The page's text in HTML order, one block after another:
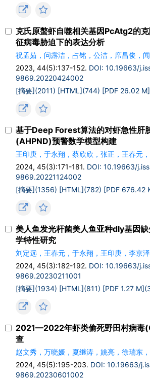
克氏原螯虾自噬相关基因PcAtg2的
征病毒胁迫下的表达分析
祝孟茹，问露洁，占铭，公洁，席昌俊，
2023, 44(5):137-152. DOI: 10.19663/
9869.20220424002
[摘要](2011) [HTML](744) [PDF 26.02
基于Deep Forest算法的对虾急性肝
(AHPND)预警数学模型构建
王印庚，于永翔，蔡欣欣，张正，王春元
2024, 45(3):171-181. DOI: 10.19663/
9869.20221124002
[摘要](1356) [HTML](782) [PDF 676.42
美人鱼发光杆菌美人鱼亚种dly基因
学特性研究
刘定远，王春元，于永翔，王印庚，李京
2024, 45(3):182-192. DOI: 10.19663/
9869.20230211001
[摘要](1934) [HTML](811) [PDF 1.27
2021—2022年虾类偷死野田村病毒
查
赵文秀，万晓媛，夏继涛，姚亮，徐瑞东
2024, 45(5):195-203. DOI: 10.19663/
9869.20230601002